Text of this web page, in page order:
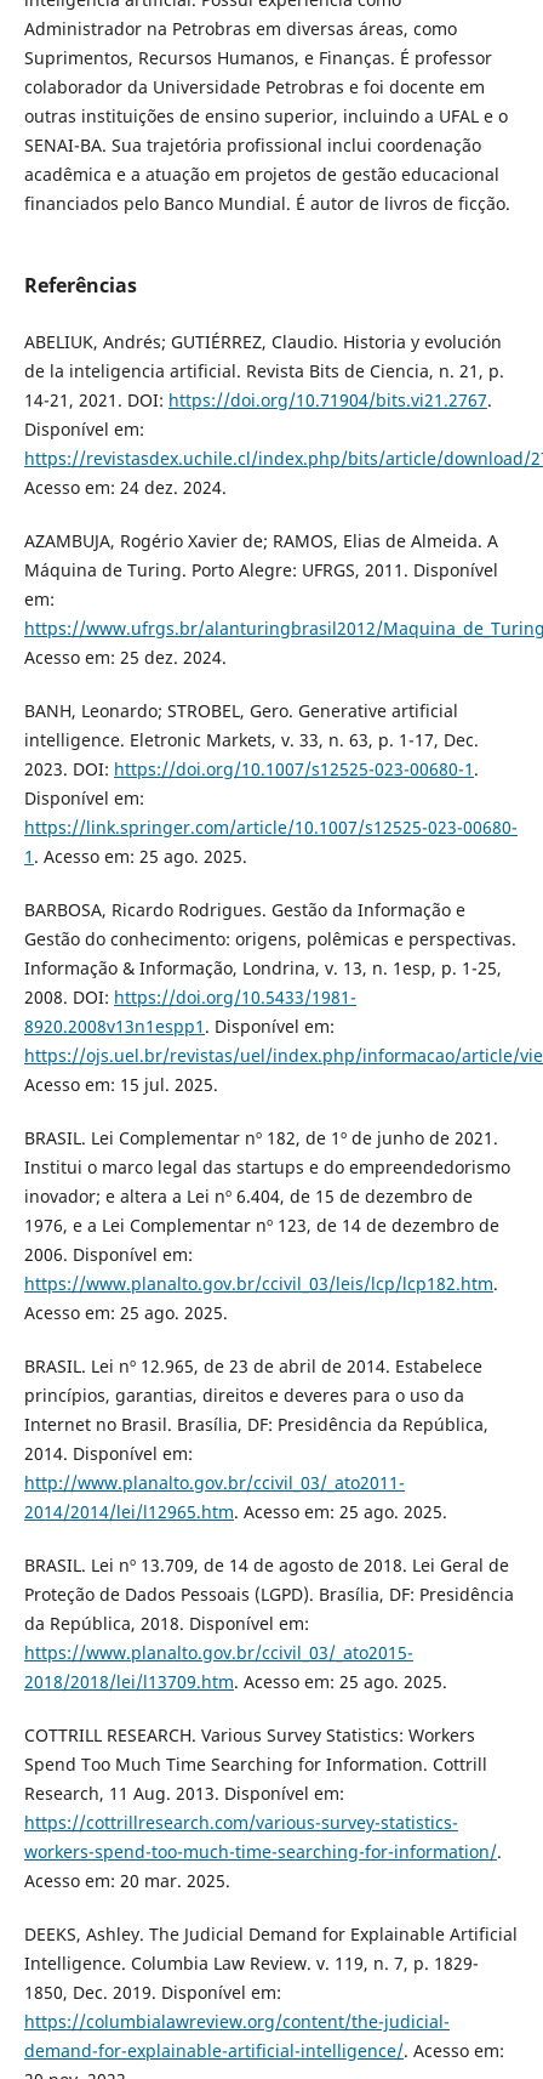
Administrador na Petrobras em diversas áreas, como
Suprimentos, Recursos Humanos, e Finanças. É professor
colaborador da Universidade Petrobras e foi docente em
outras instituições de ensino superior, incluindo a UFAL e o
SENAI-BA. Sua trajetória profissional inclui coordenação
acadêmica e a atuação em projetos de gestão educacional
financiados pelo Banco Mundial. É autor de livros de ficção.
Referências
ABELIUK, Andrés; GUTIÉRREZ, Claudio. Historia y evolución
de la inteligencia artificial. Revista Bits de Ciencia, n. 21, p.
14-21, 2021. DOI: https://doi.org/10.71904/bits.vi21.2767.
Disponível em:
https://revistasdex.uchile.cl/index.php/bits/article/download/
Acesso em: 24 dez. 2024.
AZAMBUJA, Rogério Xavier de; RAMOS, Elias de Almeida. A
Máquina de Turing. Porto Alegre: UFRGS, 2011. Disponível
em:
https://www.ufrgs.br/alanturingbrasil2012/
Acesso em: 25 dez. 2024.
BANH, Leonardo; STROBEL, Gero. Generative artificial
intelligence. Eletronic Markets, v. 33, n. 63, p. 1-17, Dec.
2023. DOI: https://doi.org/10.1007/s12525-023-00680-1 .
Disponível em:
https://link.springer.com/article/10.1007/s12525-023-00680-
1 . Acesso em: 25 ago. 2025.
BARBOSA, Ricardo Rodrigues. Gestão da Informação e
Gestão do conhecimento: origens, polêmicas e perspectivas.
Informação & Informação, Londrina, v. 13, n. 1esp, p. 1-25,
2008. DOI: https://doi.org/10.5433/1981-
8920.2008v13n1espp1 . Disponível em:
https://ojs.uel.br/revistas/uel/index.php/informacao/article/
Acesso em: 15 jul. 2025.
BRASIL. Lei Complementar nº 182, de 1º de junho de 2021.
Institui o marco legal das startups e do empreendedorismo
inovador; e altera a Lei nº 6.404, de 15 de dezembro de
1976, e a Lei Complementar nº 123, de 14 de dezembro de
2006. Disponível em:
https://www.planalto.gov.br/ccivil_03/leis/lcp/lcp182.htm.
Acesso em: 25 ago. 2025.
BRASIL. Lei nº 12.965, de 23 de abril de 2014. Estabelece
princípios, garantias, direitos e deveres para o uso da
Internet no Brasil. Brasília, DF: Presidência da República,
2014. Disponível em:
http://www.planalto.gov.br/ccivil_03/_ato2011-
2014/2014/lei/l12965.htm. Acesso em: 25 ago. 2025.
BRASIL. Lei nº 13.709, de 14 de agosto de 2018. Lei Geral de
Proteção de Dados Pessoais (LGPD). Brasília, DF: Presidência
da República, 2018. Disponível em:
https://www.planalto.gov.br/ccivil_03/_ato2015-
2018/2018/lei/l13709.htm. Acesso em: 25 ago. 2025.
COTTRILL RESEARCH. Various Survey Statistics: Workers
Spend Too Much Time Searching for Information. Cottrill
Research, 11 Aug. 2013. Disponível em:
https://cottrillresearch.com/various-survey-statistics-
workers-spend-too-much-time-searching-for-information/.
Acesso em: 20 mar. 2025.
DEEKS, Ashley. The Judicial Demand for Explainable Artificial
Intelligence. Columbia Law Review. v. 119, n. 7, p. 1829-
1850, Dec. 2019. Disponível em:
https://columbialawreview.org/content/the-judicial-
demand-for-explainable-artificial-intelligence/. Acesso em: